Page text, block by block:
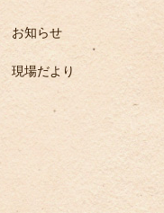
お知らせ
現場だより